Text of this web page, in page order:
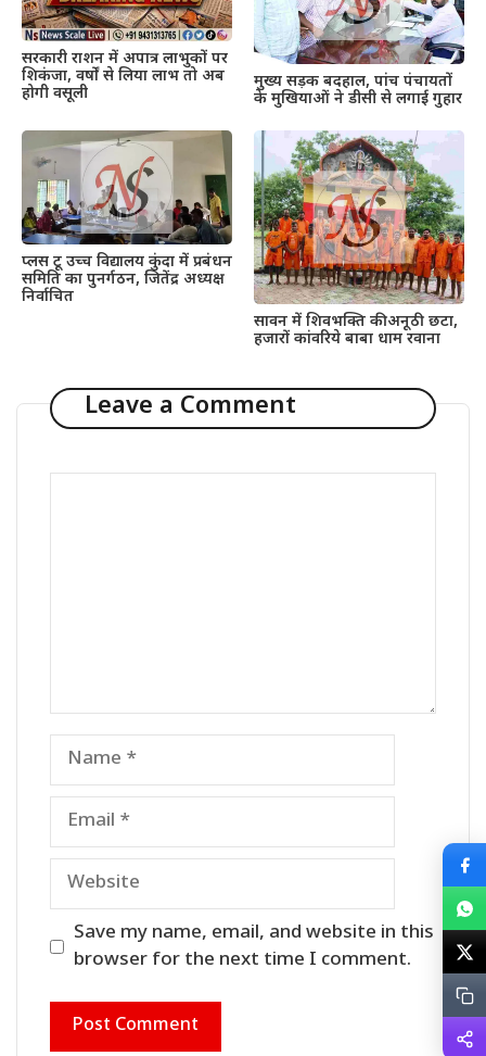
सरकारी राशन में अपात्र लाभुकों पर
शिकंजा, वर्षों से लिया लाभ तो अब
होगी वसूली
मुख्य सड़क बदहाल, पांच पंचायतों
के मुखियाओं ने डीसी से लगाई गुहार
प्लस टू उच्च विद्यालय कुंदा में प्रबंधन
समिति का पुनर्गठन, जितेंद्र अध्यक्ष
निर्वाचित
सावन में शिवभक्ति की अनूठी छटा,
हजारों कांवरिये बाबा धाम रवाना
Leave a Comment
Name
Email
Website
Save my name, email, and website in this
browser for the next time I comment.